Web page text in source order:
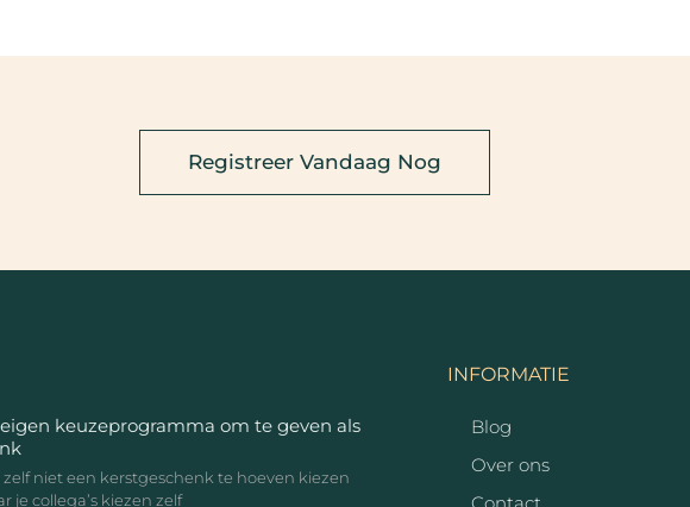
Registreer Vandaag Nog
keuzeprogramma om te geven als
niet een kerstgeschenk te hoeven kiezen
je collega’s kiezen zelf
INFORMATIE
Blog
Over ons
Contact